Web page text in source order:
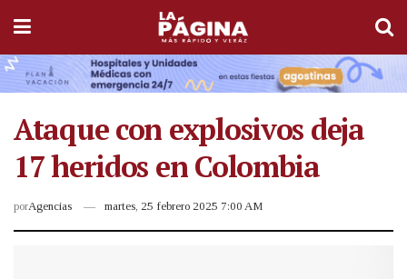
Ataque con explosivos deja
17 heridos en Colombia
porAgencias martes, 25 febrero 2025 7:00 AM